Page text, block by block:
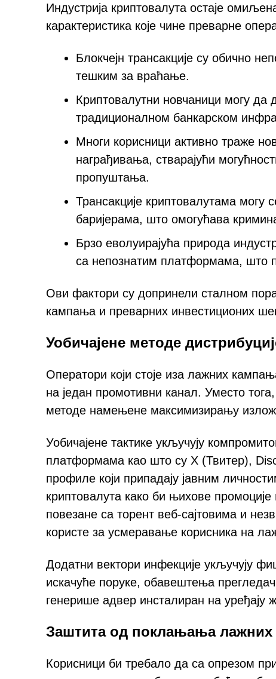
Индустрија криптовалута остаје
карактеристика које чине преварне
Блокчејн трансакције су обично
тешким за враћање.
Криптовалутни новчаници могу да
традиционалном банкарском
Многи корисници активно траже
награђивања, стварајући
пропуштања.
Трансакције криптовалутама могу
баријерама, што омогућава
Брзо еволуирајућа природа
са непознатим платформама, што
Ови фактори су допринели сталном
кампања и преварних инвестиционих
Уобичајене методе
Оператори који стоје иза лажних
на један промотивни канал. Уместо
методе намењене максимизирању
Уобичајене тактике укључују
платформама као што су X (Твитер),
профиле који припадају јавним
криптовалута како би њихове
повезане са торент веб-сајтовима и
користе за усмеравање корисника на
Додатни вектори инфекције укључују
искачуће поруке, обавештења
генерише адвер инсталиран на уређају
Заштита од поклањања лажних
Корисници би требало да са опрезом